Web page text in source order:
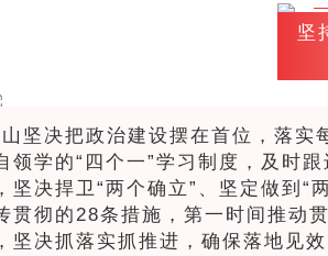
坚
坚决把政治建设摆在首位，落实
领学的“四个一”学习制度，及时
坚决捍卫“两个确立”、坚定做到“
贯彻的28条措施，第一时间推动
坚决抓落实抓推进，确保落地见